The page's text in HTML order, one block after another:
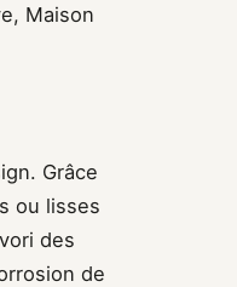
Maison
Grâce
ou lisses
des
de